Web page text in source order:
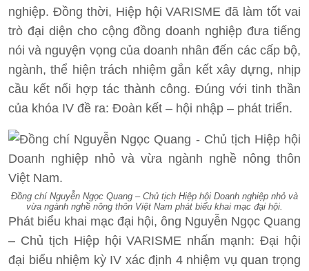
nghiệp. Đồng thời, Hiệp hội VARISME đã làm tốt vai
trò đại diện cho cộng đồng doanh nghiệp đưa tiếng
nói và nguyện vọng của doanh nhân đến các cấp bộ,
ngành, thể hiện trách nhiệm gắn kết xây dựng, nhịp
cầu kết nối hợp tác thành công. Đúng với tinh thần
của khóa IV đề ra: Đoàn kết – hội nhập – phát triển.
Đồng chí Nguyễn Ngọc Quang – Chủ tịch Hiệp hội Doanh nghiệp nhỏ và
vừa ngành nghề nông thôn Việt Nam phát biểu khai mạc đại hội.
Phát biểu khai mạc đại hội, ông Nguyễn Ngọc Quang
– Chủ tịch Hiệp hội VARISME nhấn mạnh: Đại hội
đại biểu nhiệm kỳ IV xác định 4 nhiệm vụ quan trọng